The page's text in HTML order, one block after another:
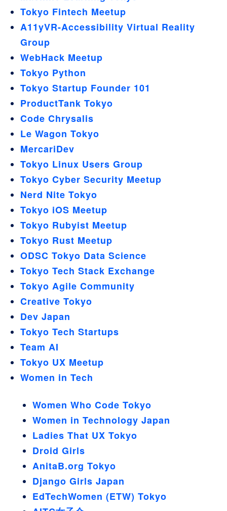
Tokyo Fintech Meetup
A11yVR-Accessibility Virtual Reality
Group
WebHack Meetup
Tokyo Python
Tokyo Startup Founder 101
ProductTank Tokyo
Code Chrysalis
Le Wagon Tokyo
MercariDev
Tokyo Linux Users Group
Tokyo Cyber Security Meetup
Nerd Nite Tokyo
Tokyo iOS Meetup
Tokyo Rubyist Meetup
Tokyo Rust Meetup
ODSC Tokyo Data Science
Tokyo Tech Stack Exchange
Tokyo Agile Community
Creative Tokyo
Dev Japan
Tokyo Tech Startups
Team AI
Tokyo UX Meetup
Women in Tech
Women Who Code Tokyo
Women in Technology Japan
Ladies That UX Tokyo
Droid Girls
AnitaB.org Tokyo
Django Girls Japan
EdTechWomen (ETW) Tokyo